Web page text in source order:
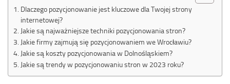
Dlaczego pozycjonowanie jest kluczowe dla Twojej strony
internetowej?
Jakie są najważniejsze techniki pozycjonowania stron?
Jakie firmy zajmują się pozycjonowaniem we Wrocławiu?
Jakie są koszty pozycjonowania w Dolnośląskiem?
Jakie są trendy w pozycjonowaniu stron w 2023 roku?